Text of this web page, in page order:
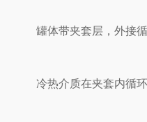
罐体带夹套层，外接循
冷热介质在夹套内循环